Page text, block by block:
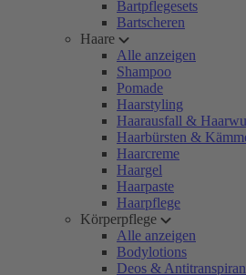
Bartpflegesets
Bartscheren
Haare
Alle anzeigen
Shampoo
Pomade
Haarstyling
Haarausfall &
Haarbürsten &
Haarcreme
Haargel
Haarpaste
Haarpflege
Körperpflege
Alle anzeigen
Bodylotions
Deos &